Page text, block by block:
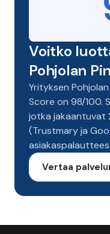
Voitko
Pohjolan
Yrityksen
Score on 98/100.
jotka jakaantuvat
(Trustmary ja
Vertaa